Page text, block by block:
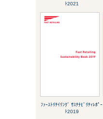
ﾄ2021
ﾌｧｰｽﾄﾘﾃｲﾘﾝｸﾞ ｻｽﾃﾅﾋﾞﾘﾃｨﾚﾎﾟｰ
ﾄ2019